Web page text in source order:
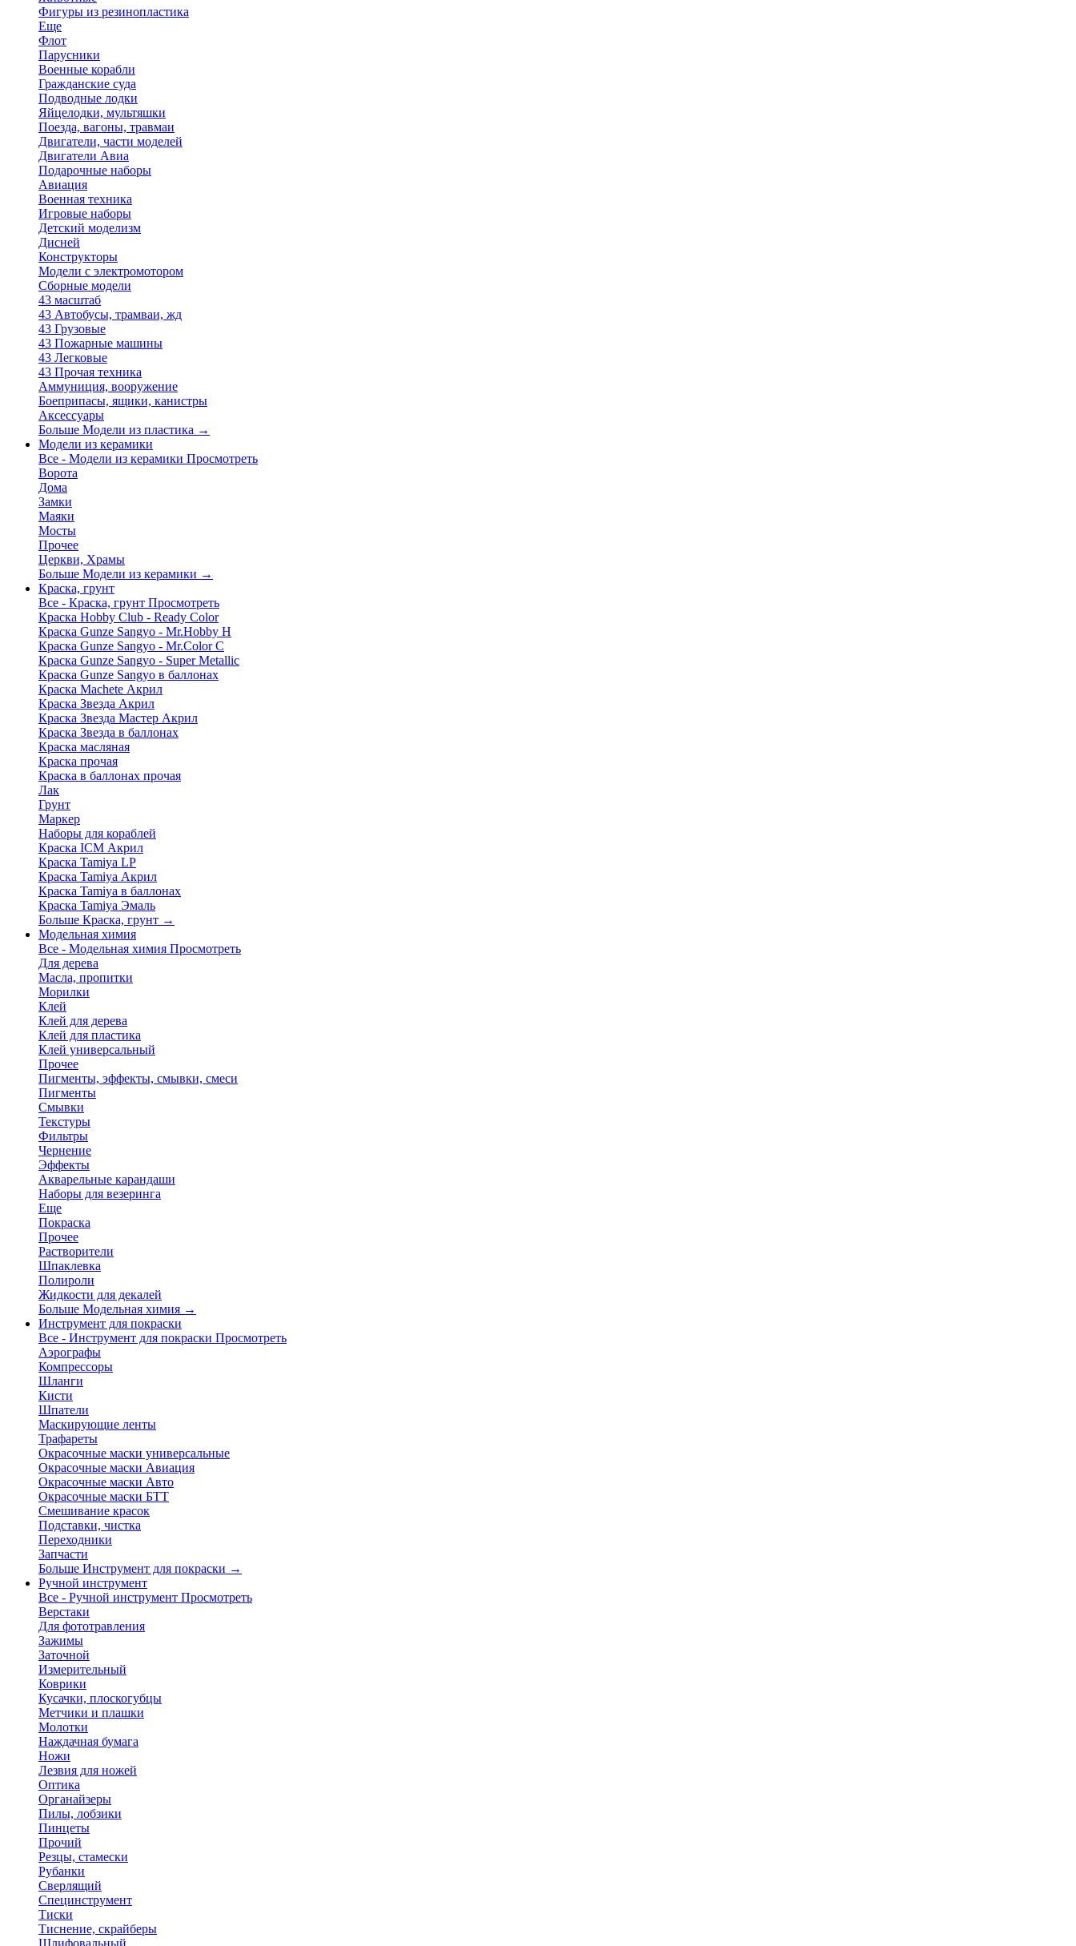
Фигуры из резинопластика
Еще
Флот
Парусники
Военные корабли
Гражданские суда
Подводные лодки
Яйцелодки, мультяшки
Поезда, вагоны, травмаи
Двигатели, части моделей
Двигатели Авиа
Подарочные наборы
Авиация
Военная техника
Игровые наборы
Детский моделизм
Дисней
Конструкторы
Модели с электромотором
Сборные модели
43 масштаб
43 Автобусы, трамваи, жд
43 Грузовые
43 Пожарные машины
43 Легковые
43 Прочая техника
Аммуниция, вооружение
Боеприпасы, ящики, канистры
Аксессуары
Больше Модели из пластика →
Модели из керамики
Все - Модели из керамики Просмотреть
Ворота
Дома
Замки
Маяки
Мосты
Прочее
Церкви, Храмы
Больше Модели из керамики →
Краска, грунт
Все - Краска, грунт Просмотреть
Краска Hobby Club - Ready Color
Краска Gunze Sangyo - Mr.Hobby H
Краска Gunze Sangyo - Mr.Color C
Краска Gunze Sangyo - Super Metallic
Краска Gunze Sangyo в баллонах
Краска Machete Акрил
Краска Звезда Акрил
Краска Звезда Мастер Акрил
Краска Звезда в баллонах
Краска масляная
Краска прочая
Краска в баллонах прочая
Лак
Грунт
Маркер
Наборы для кораблей
Краска ICM Акрил
Краска Tamiya LP
Краска Tamiya Акрил
Краска Tamiya в баллонах
Краска Tamiya Эмаль
Больше Краска, грунт →
Модельная химия
Все - Модельная химия Просмотреть
Для дерева
Масла, пропитки
Морилки
Клей
Клей для дерева
Клей для пластика
Клей универсальный
Прочее
Пигменты, эффекты, смывки, смеси
Пигменты
Смывки
Текстуры
Фильтры
Чернение
Эффекты
Акварельные карандаши
Наборы для везеринга
Еще
Покраска
Прочее
Растворители
Шпаклевка
Полироли
Жидкости для декалей
Больше Модельная химия →
Инструмент для покраски
Все - Инструмент для покраски Просмотреть
Аэрографы
Компрессоры
Шланги
Кисти
Шпатели
Маскирующие ленты
Трафареты
Окрасочные маски универсальные
Окрасочные маски Авиация
Окрасочные маски Авто
Окрасочные маски БТТ
Смешивание красок
Подставки, чистка
Переходники
Запчасти
Больше Инструмент для покраски →
Ручной инструмент
Все - Ручной инструмент Просмотреть
Верстаки
Для фототравления
Зажимы
Заточной
Измерительный
Коврики
Кусачки, плоскогубцы
Метчики и плашки
Молотки
Наждачная бумага
Ножи
Лезвия для ножей
Оптика
Органайзеры
Пилы, лобзики
Пинцеты
Прочий
Резцы, стамески
Рубанки
Сверлящий
Специнструмент
Тиски
Тиснение, скрайберы
Шлифовальный